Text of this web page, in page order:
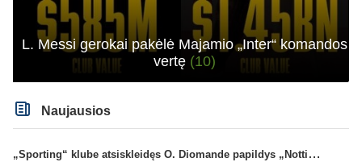
L. Messi gerokai pakėlė Majamio „Inter“ komandos
vertę (10)
Naujausios
„Sporting“ klube atsiskleidęs O. Diomande papildys „Nottingham“ gretas